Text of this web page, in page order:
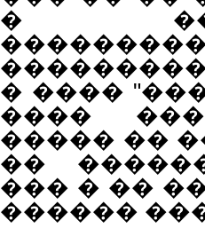
�
� ����
����
����� ��
��
��� � ��
������